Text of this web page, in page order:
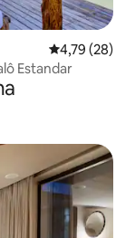
4,79 de uma
4,79 (28)
Estandar